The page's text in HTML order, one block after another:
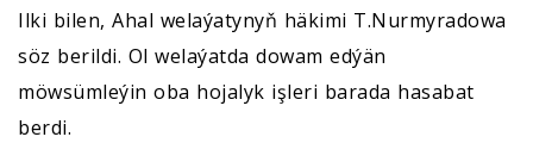
Ilki bilen, Ahal welaýatynyň häkimi T.Nurmyradowa
söz berildi. Ol welaýatda dowam edýän
möwsümleýin oba hojalyk işleri barada hasabat
berdi.